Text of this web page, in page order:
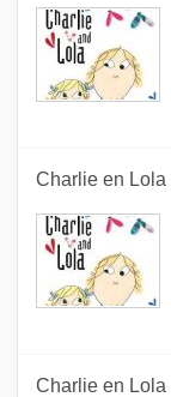
Charlie en Lola
Charlie en Lola